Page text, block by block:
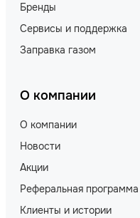
Бренды
Сервисы и поддержка
Заправка газом
О компании
О компании
Новости
Акции
Реферальная программа
Клиенты и истории